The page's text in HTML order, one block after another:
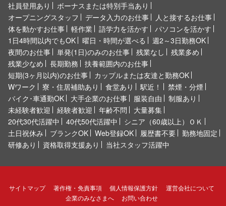
社員登用あり
ボーナスまたは特別手当あり
オープニングスタッフ
データ入力のお仕事
人と接するお仕事
体を動かすお仕事
軽作業 語学力を活かす
パソコンを活かす
1日4時間以内でもOK
曜日・時間が選べる
週2～3日勤務OK
夜間のお仕事
単発(1日)のみのお仕事 残業なし
残業多め
残業少なめ
長期勤務
扶養範囲内のお仕事
短期(3ヶ月以内)のお仕事
カップルまたは友達と勤務OK
Wワーク
寮・住居補助あり 食堂あり 駅近！
禁煙・分煙
バイク･車通勤OK
大手企業のお仕事 服装自由
制服あり
未経験者歓迎
経験者歓迎 年齢不問
大量募集
20代30代活躍中
40代50代活躍中
シニア（60歳以上）ＯＫ
土日祝休み
ブランクOK Web登録OK 履歴書不要
勤務地固定
研修あり
資格取得支援あり 当社スタッフ活躍中
サイトマップ 著作権・免責事項 個人情報保護方針
運営会社について
企業のみなさまへ
お問い合わせ